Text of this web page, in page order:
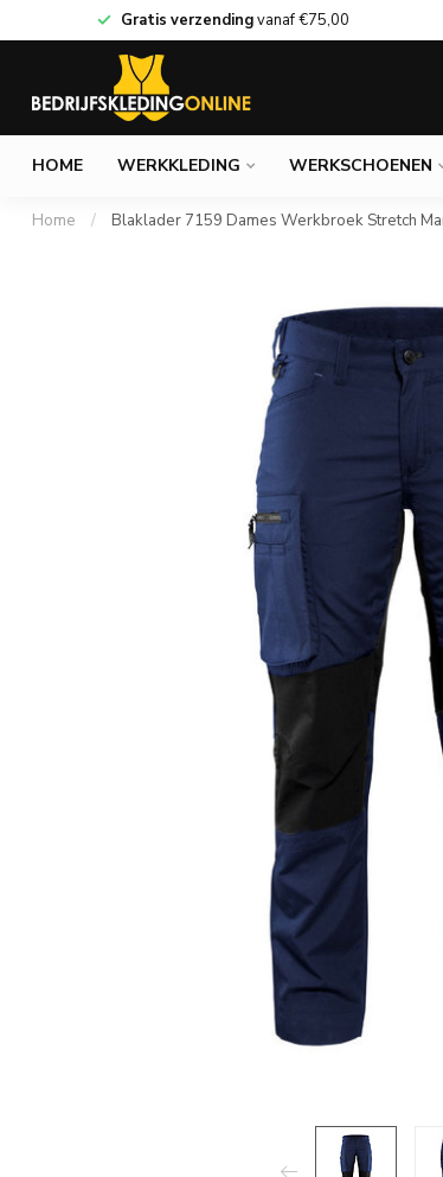
Gratis verzendingvanaf€75,00
HOME WERKKLEDING WERKSCHOENEN
Home / Blaklader 7159 Dames Werkbroek Stretch